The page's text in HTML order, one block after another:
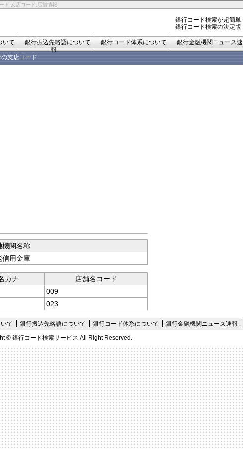
ド,支店コード,店舗情報
銀行コード検索が超簡単
銀行コード検索の決定版
いて 銀行振込先略語について 銀行コード体系について
銀行金融機関ニュース速
報
の支店コード
機関名称
信用金庫
カナ
店舗名コード
009
023
て 銀行振込先略語について 銀行コード体系について
銀行金融機関ニュース速報
© 銀行コード検索サービス All Right Reserved.